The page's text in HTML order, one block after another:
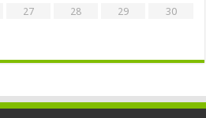
27 28 29
30